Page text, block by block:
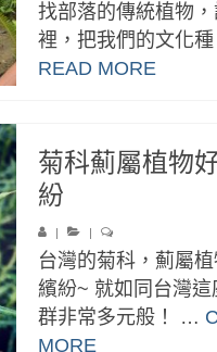
找部落的傳統植物
裡，把我們的文化
READ MORE
菊科薊屬植物
紛
| |
台灣的菊科，薊屬
繽紛~ 就如同台灣
群非常多元般！ …
MORE